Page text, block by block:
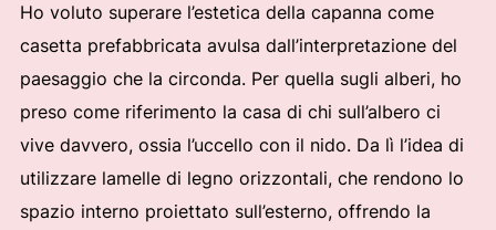
Ho voluto superare l’estetica della capanna come
casetta prefabbricata avulsa dall’interpretazione del
paesaggio che la circonda. Per quella sugli alberi, ho
preso come riferimento la casa di chi sull’albero ci
vive davvero, ossia l’uccello con il nido. Da lì l’idea di
utilizzare lamelle di legno orizzontali, che rendono lo
spazio interno proiettato sull’esterno, offrendo la